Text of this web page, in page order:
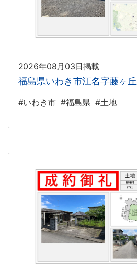
2026年08月03日掲載
福島県いわき市江名字藤ヶ丘
#いわき市 #福島県 #土地